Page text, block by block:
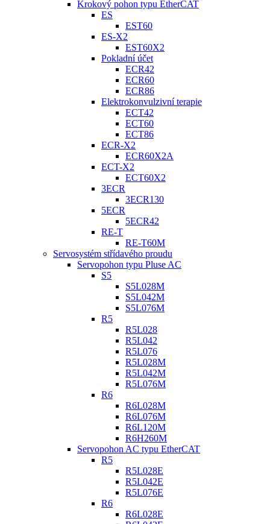
Krokový pohon typu EtherCAT
ES
EST60
ES-X2
EST60X2
Pokladní účet
ECR42
ECR60
ECR86
Elektrokonvulzivní terapie
ECT42
ECT60
ECT86
ECR-X2
ECR60X2A
ECT-X2
ECT60X2
3ECR
3ECR130
5ECR
5ECR42
RE-T
RE-T60M
Servosystém střídavého proudu
Servopohon typu Pluse AC
S5
S5L028M
S5L042M
S5L076M
R5
R5L028
R5L042
R5L076
R5L028M
R5L042M
R5L076M
R6
R6L028M
R6L076M
R6L120M
R6H260M
Servopohon AC typu EtherCAT
R5
R5L028E
R5L042E
R5L076E
R6
R6L028E